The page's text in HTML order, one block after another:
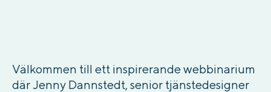
Välkommen till ett inspirerande webbinarium
där Jenny Dannstedt, senior tjänstedesigner